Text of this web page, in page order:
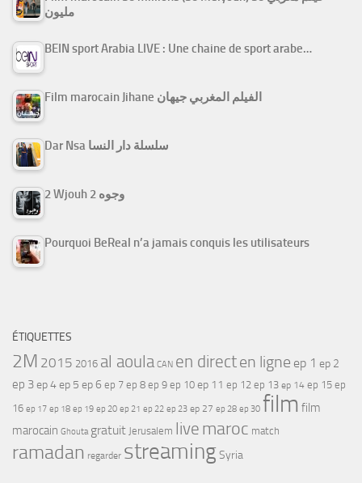
مليون
BEIN sport Arabia LIVE : Une chaine de sport arabe…
Film marocain Jihane الفيلم المغربي جيهان
Dar Nsa سلسلة دار النسا
2 Wjouh 2 وجوه
Pourquoi BeReal n’a jamais conquis les utilisateurs
ÉTIQUETTES
2M 2015 2016 al aoula CAN en directen ligne ep 1 ep 2
ep 3ep 4ep 5 ep 6 ep 7 ep 8 ep 9 ep 10 ep 11 ep 12 ep 13 ep 14 ep 15 ep
16 ep 17 ep 18 ep 19 ep 20 ep 21 ep 22 ep 23 ep 27 ep 28 ep 30 film film
marocain Ghouta gratuit Jerusalem live maroc match
ramadan regarder streamingSyria